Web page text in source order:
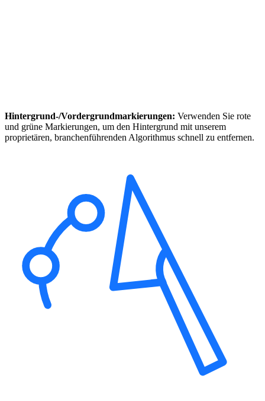
Hintergrund-/Vordergrundmarkierungen: Verwenden Sie rote
und grüne Markierungen, um den Hintergrund mit unserem
proprietären, branchenführenden Algorithmus schnell zu entfernen.